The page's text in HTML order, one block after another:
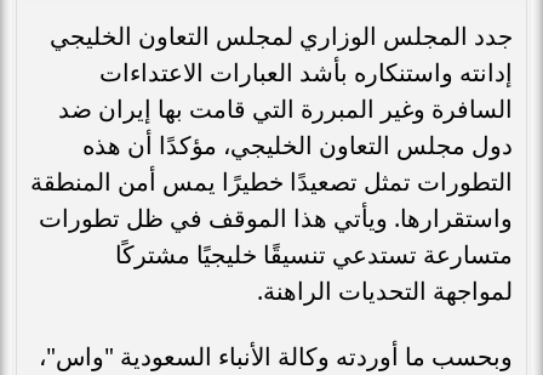
جدد المجلس الوزاري لمجلس التعاون الخليجي
إدانته واستنكاره بأشد العبارات الاعتداءات
السافرة وغير المبررة التي قامت بها إيران ضد
دول مجلس التعاون الخليجي، مؤكدًا أن هذه
التطورات تمثل تصعيدًا خطيرًا يمس أمن المنطقة
واستقرارها. ويأتي هذا الموقف في ظل تطورات
متسارعة تستدعي تنسيقًا خليجيًا مشتركًا
لمواجهة التحديات الراهنة.
وبحسب ما أوردته وكالة الأنباء السعودية "واس"،